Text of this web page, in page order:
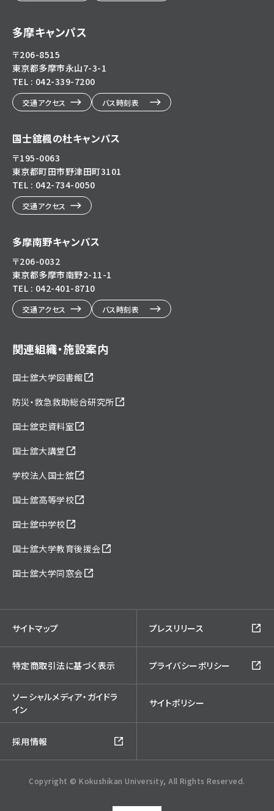
多摩キャンパス
〒206-8515
東京都多摩市永山7-3-1
TEL : 042-339-7200
交通アクセス バス時刻表
国士舘楓の杜キャンパス
〒195-0063
東京都町田市野津田町3101
TEL : 042-734-0050
交通アクセス
多摩南野キャンパス
〒206-0032
東京都多摩市南野2-11-1
TEL : 042-401-8710
交通アクセス バス時刻表
関連組織・施設案内
国士舘大学図書館
防災・救急救助総合研究所
国士舘史資料室
国士舘大講堂
学校法人国士舘
国士舘高等学校
国士舘中学校
国士舘大学教育後援会
国士舘大学同窓会
サイトマップ プレスリリース
特定商取引法に基づく表示 プライバシーポリシー
ソーシャルメディア・ガイドラ
イン
サイトポリシー
採用情報
Copyright © Kokushikan University, All Rights Reserved.